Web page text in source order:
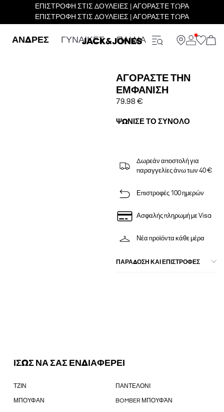
ΕΠΙΣΤΡΟΦΗ ΣΤΙΣ ΔΟΥΛΕΙΕΣ | ΑΓΟΡΑΣΤΕ ΤΩΡΑ
ΕΠΙΣΤΡΟΦΗ ΣΤΙΣ ΔΟΥΛΕΙΕΣ | ΑΓΟΡΑΣΤΕ ΤΩΡΑ
ΑΝΔΡΕΣ ΓΥΝΑΙΚΕΣ ΠΑΙΔΙΑ
ΑΓΟΡΆΣΤΕ ΤΗΝ
ΕΜΦΆΝΙΣΗ
79.98 €
ΨΏΝΙΣΕ ΤΟ ΣΎΝΟΛΟ
Δωρεάν αποστολή για
παραγγελίες άνω των 40 €
Επιστροφές 100 ημερών
Ασφαλής πληρωμή με Visa
Νέα προϊόντα κάθε μέρα
ΠΑΡΑΔΟΣΗ ΚΑΙ ΕΠΙΣΤΡΟΦΕΣ
ΙΣΩΣ ΝΑ ΣΑΣ ΕΝΔΙΑΦΕΡΕΙ
ΤΖΙΝ ΠΑΝΤΕΛΟΝΙ
ΜΠΟΥΦΑΝ BOMBER ΜΠΟΥΦΆΝ